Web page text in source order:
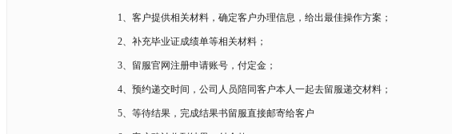
1、客户提供相关材料，确定客户办理信息，给出最佳操作方案；
2、补充毕业证成绩单等相关材料；
3、留服官网注册申请账号，付定金；
4、预约递交时间，公司人员陪同客户本人一起去留服递交材料；
5、等待结果，完成结果书留服直接邮寄给客户